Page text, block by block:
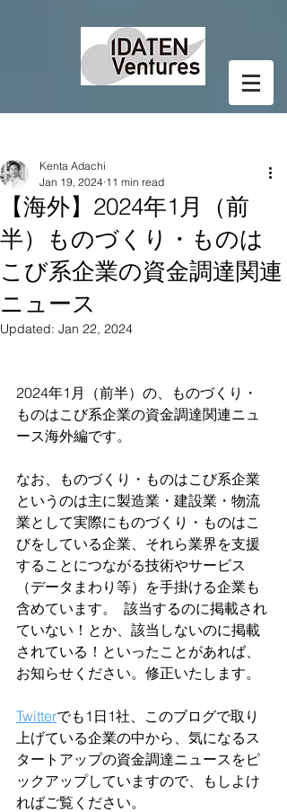
【海外】2024年1月（前
半）ものづくり・ものは
こび系企業の資金調達関連
ニュース
Kenta Adachi
Jan 19, 2024 11 min read
Updated: Jan 22, 2024
2024年1月（前半）の、ものづくり・
ものはこび系企業の資金調達関連ニュ
ース海外編です。
なお、ものづくり・ものはこび系企業
というのは主に製造業・建設業・物流
業として実際にものづくり・ものはこ
びをしている企業、それら業界を支援
することにつながる技術やサービス
（データまわり等）を手掛ける企業も
含めています。  該当するのに掲載され
ていない！とか、該当しないのに掲載
されている！といったことがあれば、
お知らせください。修正いたします。
Twitterでも1日1社、このブログで取り
上げている企業の中から、気になるス
タートアップの資金調達ニュースをピ
ックアップしていますので、もしよけ
ればご覧ください。